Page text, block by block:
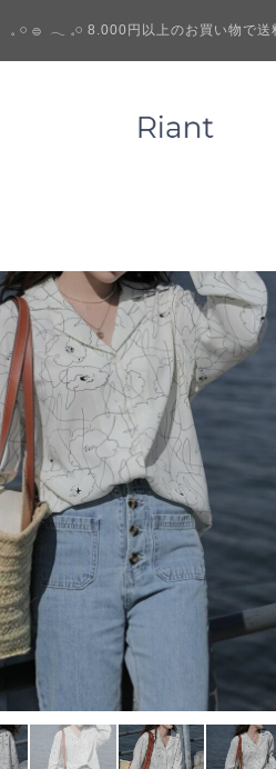
𓈒 𓏸 𓐍 𓂃 𓈒𓏸 8.000円以上のお買い物で